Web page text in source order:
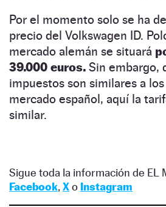
Por el momento solo se ha
precio del Volkswagen ID.
mercado alemán se situará
39.000 euros. Sin embargo,
impuestos son similares a los
mercado español, aquí la
similar.
Sigue toda la información de EL
Facebook, Xo Instagram